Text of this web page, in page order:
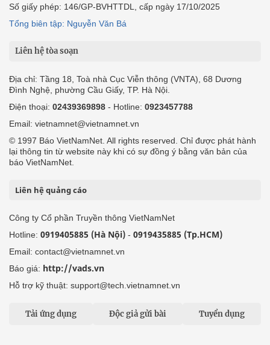
Số giấy phép: 146/GP-BVHTTDL, cấp ngày 17/10/2025
Tổng biên tập: Nguyễn Văn Bá
Liên hệ tòa soạn
Địa chỉ: Tầng 18, Toà nhà Cục Viễn thông (VNTA), 68 Dương
Đình Nghệ, phường Cầu Giấy, TP. Hà Nội.
Điện thoại: 02439369898 - Hotline: 0923457788
Email: vietnamnet@vietnamnet.vn
© 1997 Báo VietNamNet. All rights reserved. Chỉ được phát hành
lại thông tin từ website này khi có sự đồng ý bằng văn bản của
báo VietNamNet.
Liên hệ quảng cáo
Công ty Cổ phần Truyền thông VietNamNet
Hotline: 0919405885 (Hà Nội) - 0919435885 (Tp.HCM)
Email: contact@vietnamnet.vn
Báo giá: http://vads.vn
Hỗ trợ kỹ thuật: support@tech.vietnamnet.vn
Tải ứng dụng Độc giả gửi bài Tuyển dụng